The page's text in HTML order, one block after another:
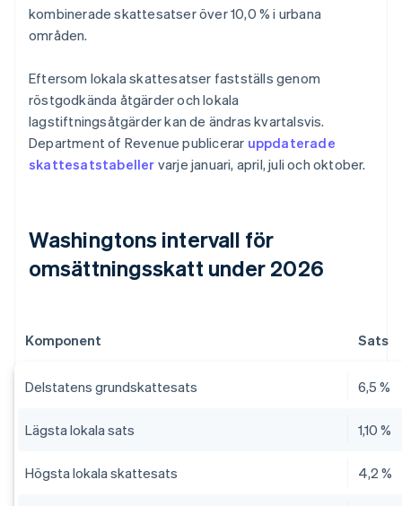
kombinerade skattesatser över 10,0 % i urbana
områden.
Eftersom lokala skattesatser fastställs genom
röstgodkända åtgärder och lokala
lagstiftningsåtgärder kan de ändras kvartalsvis.
Department of Revenue publicerar uppdaterade
skattesatstabeller varje januari, april, juli och oktober.
Washingtons intervall för
omsättningsskatt under 2026
Komponent Sats
Delstatens grundskattesats 6,5 %
Lägsta lokala sats 1,10 %
Högsta lokala skattesats 4,2 %